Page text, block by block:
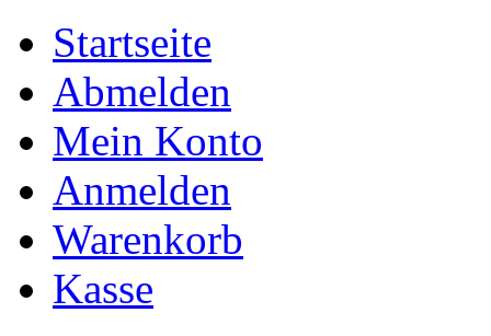
Startseite
Abmelden
Mein Konto
Anmelden
Warenkorb
Kasse